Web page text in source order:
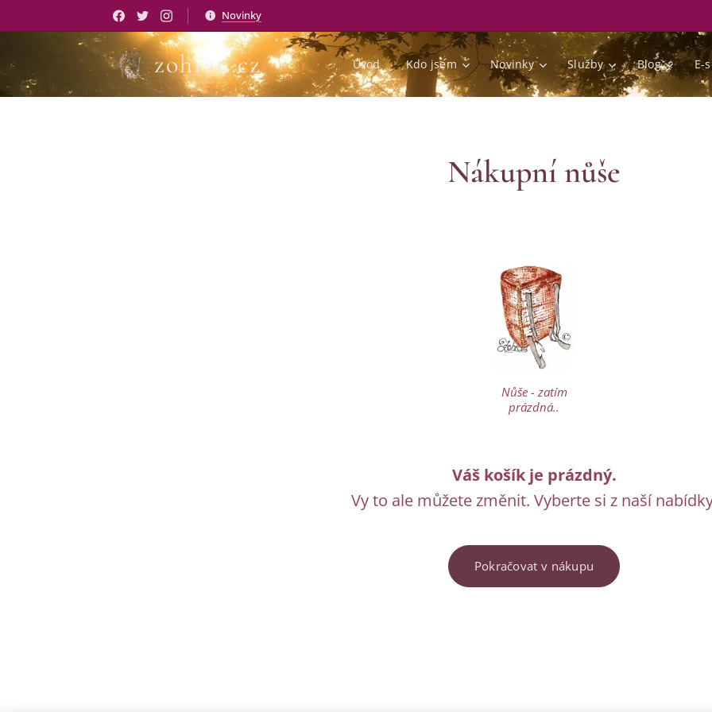
Novinky
zohran.cz Úvod Kdo jsem Novinky Služby Blog E-
Nákupní nůše
Nůše - zatím
prázdná..
Váš košík je prázdný.
Vy to ale můžete změnit. Vyberte si z naší
Pokračovat v nákupu